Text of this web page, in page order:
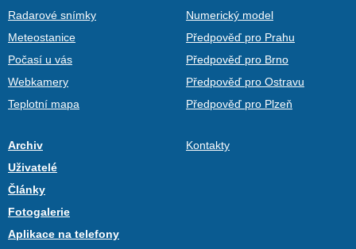
Radarové snímky
Meteostanice
Počasí u vás
Webkamery
Teplotní mapa
Numerický model
Předpověď pro Prahu
Předpověď pro Brno
Předpověď pro Ostravu
Předpověď pro Plzeň
Archiv
Uživatelé
Články
Fotogalerie
Aplikace na telefony
Kontakty